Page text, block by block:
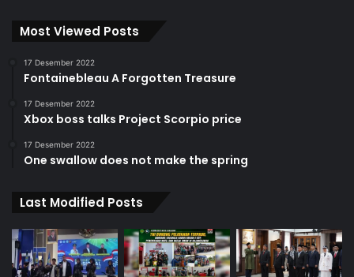
Most Viewed Posts
17 Desember 2022
Fontainebleau A Forgotten Treasure
17 Desember 2022
Xbox boss talks Project Scorpio price
17 Desember 2022
One swallow does not make the spring
Last Modified Posts